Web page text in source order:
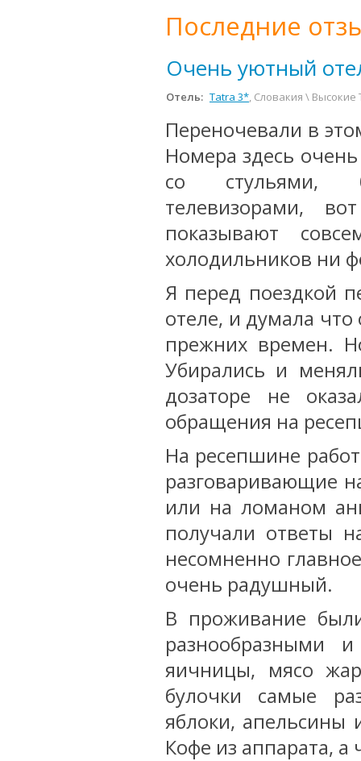
Последние
Очень уютный
Отель: Tatra 3*, Словакия \ Высокие
Переночевали в
Номера здесь
со стульями,
телевизорами,
показывают
холодильников ни
Я перед поездкой
отеле, и думала
прежних времен.
Убирались и
дозаторе не
обращения на
На ресепшине
разговаривающие
или на ломаном
получали ответы
несомненно
очень радушный.
В проживание
разнообразными
яичницы, мясо
булочки самые
яблоки, апельсины
Кофе из аппарата,